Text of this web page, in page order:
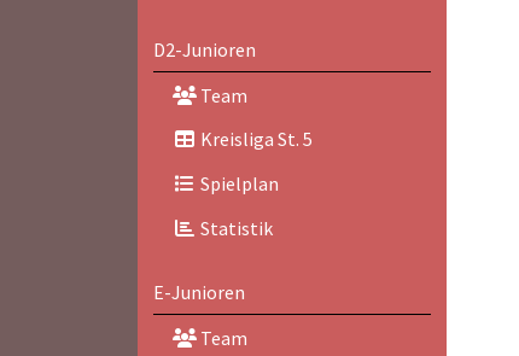
D2-Junioren
Team
Kreisliga St. 5
Spielplan
Statistik
E-Junioren
Team